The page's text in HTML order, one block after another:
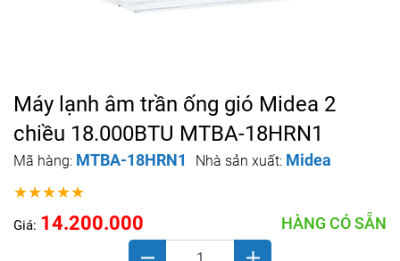
Máy lạnh âm trần ống gió Midea 2
chiều 18.000BTU MTBA-18HRN1
Mã hàng: MTBA-18HRN1 Nhà sản xuất: Midea
★★★★★
Giá: 14.200.000 HÀNG CÓ SẴN